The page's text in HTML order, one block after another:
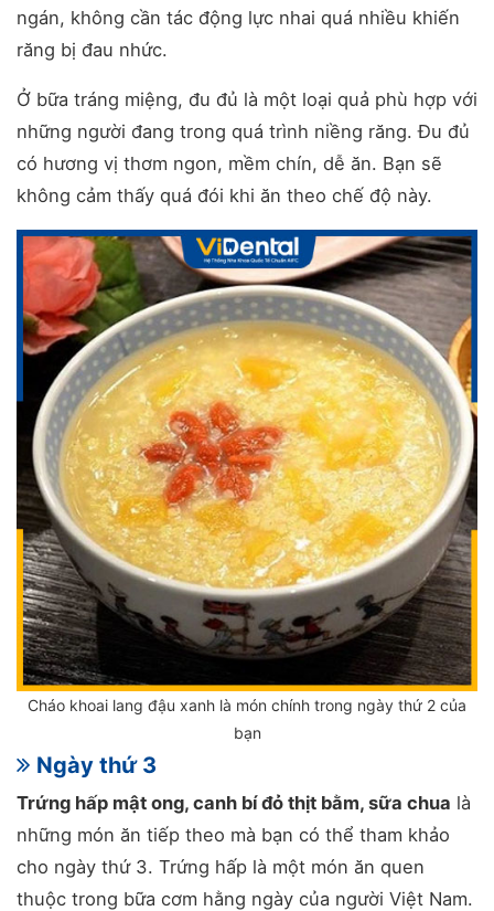
ngán, không cần tác động lực nhai quá nhiều khiến
răng bị đau nhức.
Ở bữa tráng miệng, đu đủ là một loại quả phù hợp với
những người đang trong quá trình niềng răng. Đu đủ
có hương vị thơm ngon, mềm chín, dễ ăn. Bạn sẽ
không cảm thấy quá đói khi ăn theo chế độ này.
Cháo khoai lang đậu xanh là món chính trong ngày thứ 2 của
bạn
Ngày thứ 3
Trứng hấp mật ong, canh bí đỏ thịt bằm, sữa chua là
những món ăn tiếp theo mà bạn có thể tham khảo
cho ngày thứ 3. Trứng hấp là một món ăn quen
thuộc trong bữa cơm hằng ngày của người Việt Nam.